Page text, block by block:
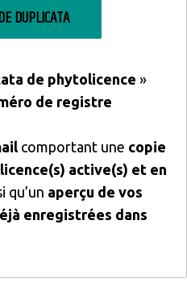
DUPLICATA
de phytolicence »
de registre
comportant une copie
active(s) et en
qu’un aperçu de vos
enregistrées dans